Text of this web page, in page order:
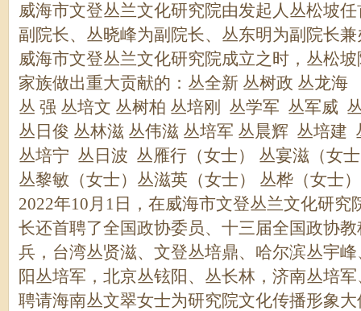
威海市文登丛兰文化研究院由发起人丛松坡
副院长、丛晓峰为副院长、丛东明为副院长
威海市文登丛兰文化研究院成立之时，丛松
家族做出重大贡献的：丛全新 丛树政 丛龙海
丛 强 丛培文 丛树柏 丛培刚 丛学军 丛军威
丛日俊 丛林滋 丛伟滋 丛培军 丛晨辉 丛培建
丛培宁 丛日波 丛雁行（女士） 丛宴滋（女
丛黎敏（女士）丛滋英（女士） 丛桦（女士
2022年10月1日，在威海市文登丛兰文化研
长还首聘了全国政协委员、十三届全国政协
兵，台湾丛贤滋、文登丛培鼎、哈尔滨丛宇
阳丛培军，北京丛铉阳、丛长林，济南丛培
聘请海南丛文翠女士为研究院文化传播形象大